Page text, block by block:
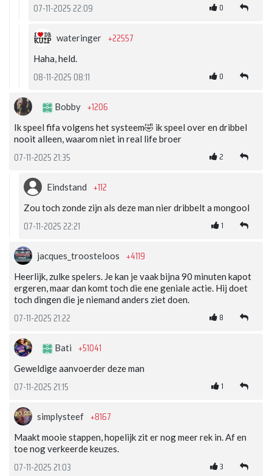
07-11-2025 22:09 0
wateringer +22557
Haha, held.
08-11-2025 08:11 0
Bobby +1206
Ik speel fifa volgens het systeem🤣 ik speel over en dribbel
nooit alleen, waarom niet in real life broer
07-11-2025 21:35 2
Eindstand +112
Zou toch zonde zijn als deze man nier dribbelt a mongool
07-11-2025 22:21 1
jacques_troosteloos +4119
Heerlijk, zulke spelers. Je kan je vaak bijna 90 minuten kapot
ergeren, maar dan komt toch die ene geniale actie. Hij doet
toch dingen die je niemand anders ziet doen.
07-11-2025 21:22 8
Bati +51041
Geweldige aanvoerder deze man
07-11-2025 21:15 1
simplysteef +8167
Maakt mooie stappen, hopelijk zit er nog meer rek in. Af en
toe nog verkeerde keuzes.
07-11-2025 21:03 3